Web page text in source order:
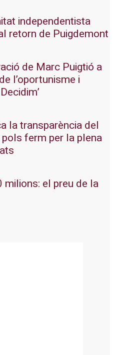
independentista
retorn de Puigdemont
de Marc Puigtió a
l’oportunisme i
la transparència del
ferm per la plena
milions: el preu de la